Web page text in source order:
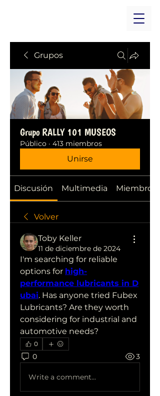
Grupos
Grupo RALLY 101 MUSEOS
Público · 413 miembros
Unirse
Discusión Multimedia Miembros
Volver
Toby Keller
11 de diciembre de 2024
I'm searching for reliable
options for high-
performance lubricants in D
ubai. Has anyone tried Fubex
Lubricants? Are they worth
considering for industrial and
automotive needs?
0
0 3
Write a comment...